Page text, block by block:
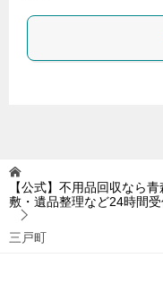
【公式】不用品回収なら
敷・遺品整理など24時間受
三戸町